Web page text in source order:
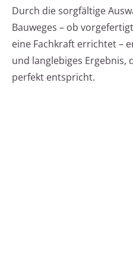
Durch die sorgfältige
Bauweges – ob
eine Fachkraft errichtet –
und langlebiges Ergebnis,
perfekt entspricht.